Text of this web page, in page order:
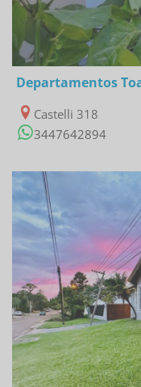
22/02/2023
Departamentos
Castelli 318
3447642894